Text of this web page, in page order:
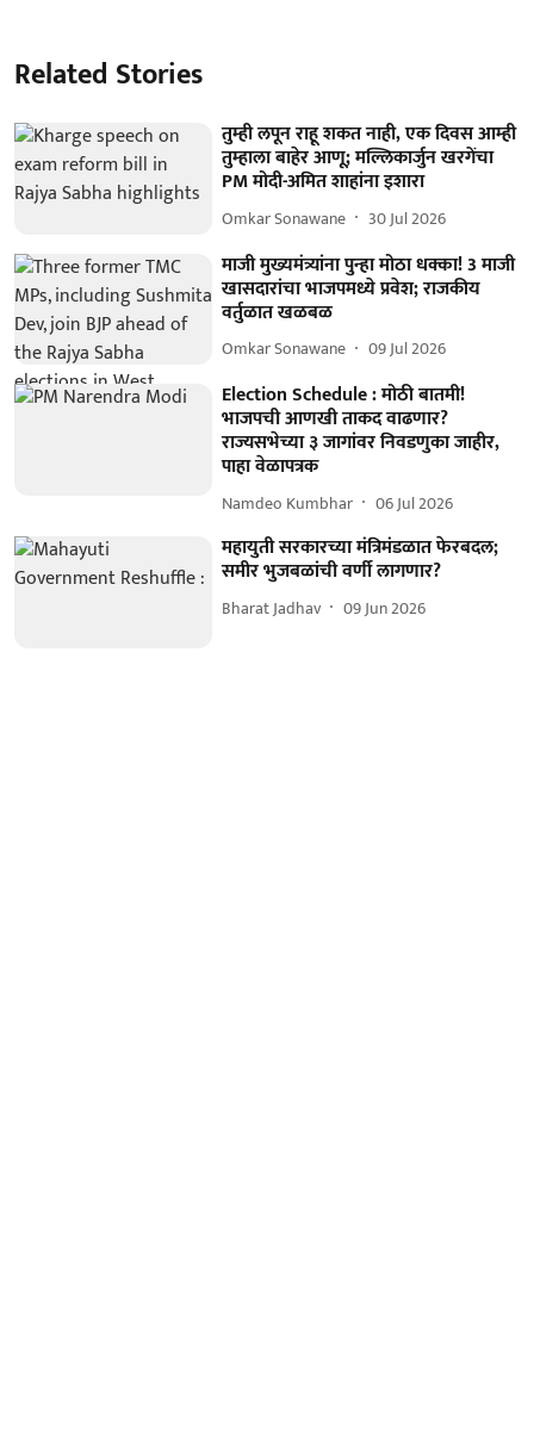
Related Stories
तुम्ही लपून राहू शकत नाही, एक दिवस आम्ही
तुम्हाला बाहेर आणू; मल्लिकार्जुन खरगेंचा
PM मोदी-अमित शाहांना इशारा
Omkar Sonawane 30 Jul 2026
माजी मुख्यमंत्र्यांना पुन्हा मोठा धक्का! 3 माजी
खासदारांचा भाजपमध्ये प्रवेश; राजकीय
वर्तुळात खळबळ
Omkar Sonawane 09 Jul 2026
Election Schedule : मोठी बातमी!
भाजपची आणखी ताकद वाढणार?
राज्यसभेच्या ३ जागांवर निवडणुका जाहीर,
पाहा वेळापत्रक
Namdeo Kumbhar 06 Jul 2026
महायुती सरकारच्या मंत्रिमंडळात फेरबदल;
समीर भुजबळांची वर्णी लागणार?
Bharat Jadhav 09 Jun 2026